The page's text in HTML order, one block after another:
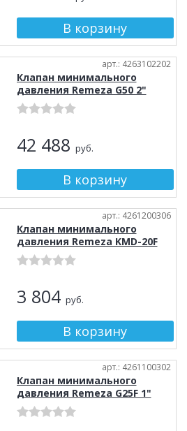
арт.: 4263102202
Клапан минимального
давления Remeza G50 2"
42 488 руб.
арт.: 4261200306
Клапан минимального
давления Remeza KMD-20F
3 804 руб.
арт.: 4261100302
Клапан минимального
давления Remeza G25F 1"